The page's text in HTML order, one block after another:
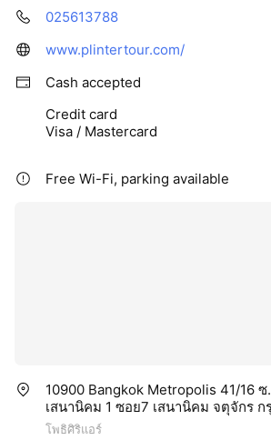
025613788
www.plintertour.com/
Cash accepted
Credit card
Visa / Mastercard
Free Wi-Fi, parking available
10900 Bangkok Metropolis 41/16
เสนานิคม 1 ซอย7 เสนานิคม จตุจักร ก
โพธิศิริแอร์